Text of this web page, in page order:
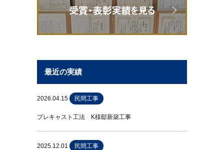
最近の実績
2026.04.15 民間工事
プレキャスト工法 K様邸新築工事
2025.12.01 民間工事